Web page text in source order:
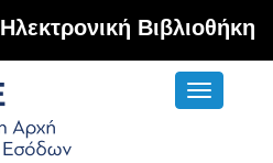
Hλεκτρονική Βιβλιοθήκη
Toggle